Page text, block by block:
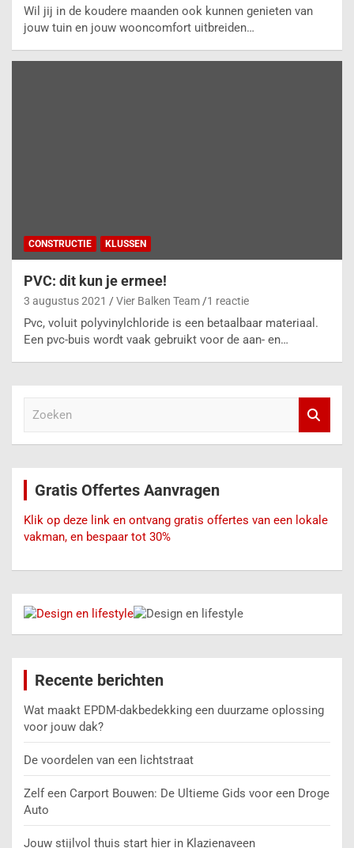
Wil jij in de koudere maanden ook kunnen genieten van
jouw tuin en jouw wooncomfort uitbreiden…
CONSTRUCTIE KLUSSEN
PVC: dit kun je ermee!
3 augustus 2021 Vier Balken Team 1 reactie
Pvc, voluit polyvinylchloride is een betaalbaar materiaal.
Een pvc-buis wordt vaak gebruikt voor de aan- en…
Gratis Offertes Aanvragen
Klik op deze link en ontvang gratis offertes van een lokale
vakman, en bespaar tot 30%
Recente berichten
Wat maakt EPDM-dakbedekking een duurzame oplossing
voor jouw dak?
De voordelen van een lichtstraat
Zelf een Carport Bouwen: De Ultieme Gids voor een Droge
Auto
Jouw stijlvol thuis start hier in Klazienaveen